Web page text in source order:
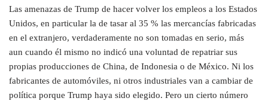
Las amenazas de Trump de hacer volver los empleos a los Estados
Unidos, en particular la de tasar al 35 % las mercancías fabricadas
en el extranjero, verdaderamente no son tomadas en serio, más
aun cuando él mismo no indicó una voluntad de repatriar sus
propias producciones de China, de Indonesia o de México. Ni los
fabricantes de automóviles, ni otros industriales van a cambiar de
política porque Trump haya sido elegido. Pero un cierto número